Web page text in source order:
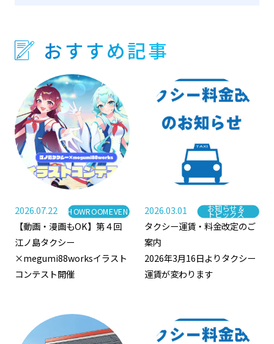
おすすめ記事
【動画・漫画もOK】第４回
江ノ島タクシー
×megumi88worksイラスト
コンテスト開催
2026.07.22 カテゴリー
SHOWROOMEVENT
タクシー運賃・料金改定のご
案内
2026年3月16日よりタクシー
運賃が変わります
2026.03.01 カテゴリー
お知らせ &
トピックス